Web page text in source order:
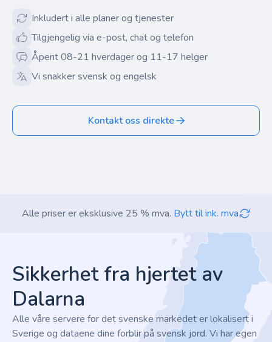
Inkludert i alle planer og tjenester
Tilgjengelig via e-post, chat og telefon
Åpent 08-21 hverdager og 11-17 helger
Vi snakker svensk og engelsk
Kontakt oss direkte
Alle priser er eksklusive 25 % mva. Bytt til ink. mva
Sikkerhet fra hjertet av
Dalarna
Alle våre servere for det svenske markedet er lokalisert i
Sverige og dataene dine forblir på svensk jord. Vi har egen